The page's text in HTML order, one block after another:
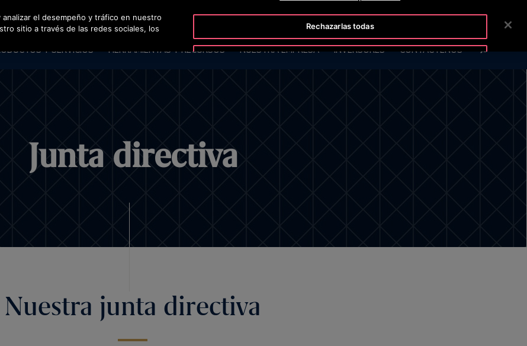
OTISLINE +5072690622 SALA DE PRENSA
Y SERVICIOS HERRAMIENTAS Y RECURSOS NUESTRA EMPRESA INVERSORES CONTÁCTENOS BUSCAR
Junta directiva
Nuestra junta directiva
el desempeño y tráfico en nuestro
sitio a través de las redes sociales, los
Rechazarlas todas